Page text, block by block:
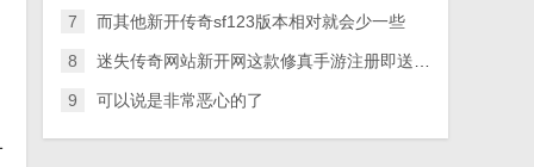
7 而其他新开传奇sf123版本相对就会少一些
8 迷失传奇网站新开网这款修真手游注册即送1元红包奖励
9 可以说是非常恶心的了